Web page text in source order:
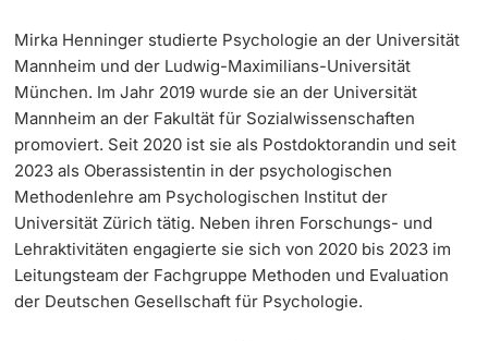
Mirka Henninger studierte Psychologie an der Universität
Mannheim und der Ludwig-Maximilians-Universität
München. Im Jahr 2019 wurde sie an der Universität
Mannheim an der Fakultät für Sozialwissenschaften
promoviert. Seit 2020 ist sie als Postdoktorandin und seit
2023 als Oberassistentin in der psychologischen
Methodenlehre am Psychologischen Institut der
Universität Zürich tätig. Neben ihren Forschungs- und
Lehraktivitäten engagierte sie sich von 2020 bis 2023 im
Leitungsteam der Fachgruppe Methoden und Evaluation
der Deutschen Gesellschaft für Psychologie.